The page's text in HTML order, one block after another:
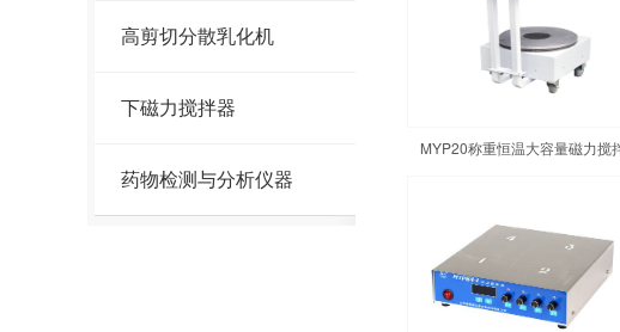
高剪切分散乳化机
下磁力搅拌器
药物检测与分析仪器
MYP20称重恒温大容量磁力搅